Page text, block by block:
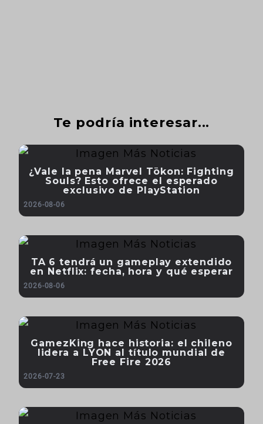
Te podría interesar...
¿Vale la pena Marvel Tōkon: Fighting
Souls? Esto ofrece el esperado
exclusivo de PlayStation
2026-08-06
TA 6 tendrá un gameplay extendido
en Netflix: fecha, hora y qué esperar
2026-08-06
GamezKing hace historia: el chileno
lidera a LYON al título mundial de
Free Fire 2026
2026-07-23